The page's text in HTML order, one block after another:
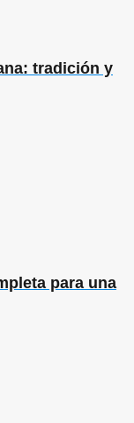
tradición y
para una